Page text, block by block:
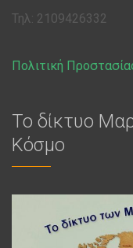
Τηλ: 2109426332
Πολιτική
Το δίκτυο
Κόσμο